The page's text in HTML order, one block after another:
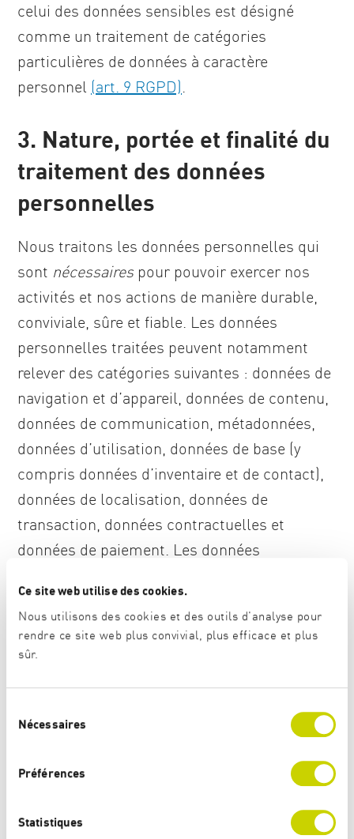
Ce site web utilise des cookies.
Nous utilisons des cookies et des outils d'analyse pour
rendre ce site web plus convivial, plus efficace et plus
sûr.
Nécessaires
Préférences
Statistiques
celui des données sensibles est désigné
comme un traitement de catégories
particulières de données à caractère
personnel (art. 9 RGPD).
3. Nature, portée et finalité du
traitement des données
personnelles
Nous traitons les données personnelles qui
sont nécessairespour pouvoir exercer nos
activités et nos actions de manière durable,
conviviale, sûre et fiable. Les données
personnelles traitées peuvent notamment
relever des catégories suivantes : données de
navigation et d’appareil, données de contenu,
données de communication, métadonnées,
données d’utilisation, données de base (y
compris données d’inventaire et de contact),
données de localisation, données de
transaction, données contractuelles et
données de paiement. Les données
caractère sensible.
Nous traitons également les données
collectons dans le cadre de nos activités et de
soit autorisé.
Nous traitons les données personnelles avec